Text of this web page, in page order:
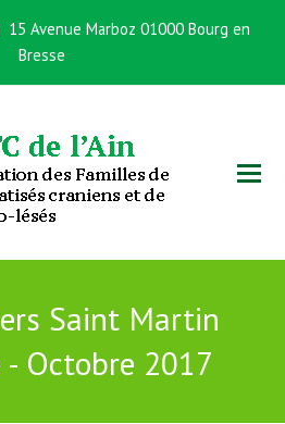
15 Avenue Marboz 01000 Bourg en
Bresse
Saint Martin
- Octobre 2017